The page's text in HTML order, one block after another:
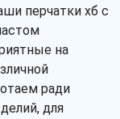
перчатки хб с
на
ради
для